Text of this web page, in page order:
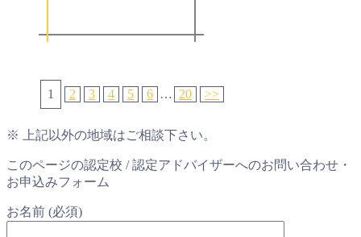
1 2 3 4 5 6 … 20 >>
※ 上記以外の地域はご相談下さい。
このページの認定校 / 認定アドバイザーへのお問い合わせ・
お申込みフォーム
お名前 (必須)